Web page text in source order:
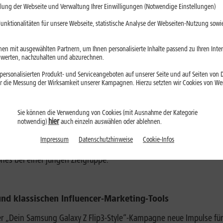
Star bis zur bekannten Profi-Tänzerin
treten folgende Kandidaten an: Luka Peroš, der aktuell
ehemalige Viva-Moderator und YouTube-Star Sami Slimani und
Influencer und Persönlichkeiten aus dem TV mit klarem
Vielfalt.
in Zusammenarbeit mit Samsung konzipiert
wurde inhouse in enger Abstimmung mit Samsung
gut anspricht, wurde das aktuelle Format entsprechend
bei einer jungen Zielgruppe.
klassischen Influencer-Marketing-Tools
Samsung Galaxy Z Flip3-Style“-Kampagne neue Impulse
der Webseite und Verwaltung Ihrer Einwilligungen (Notwendige Einstellungen)
für unsere Webseite, statistische Analyse der Webseiten-Nutzung
mit ausgewählten Partnern, um Ihnen personalisierte Inhalte passend zu Ihren
nachzuhalten und abzurechnen.
Produkt- und Serviceangeboten auf unserer Seite und auf Seiten von
Messung der Wirksamkeit unserer Kampagnen. Hierzu setzten wir Cookies von
Sie können die Verwendung von Cookies (mit Ausnahme der Kategorie
notwendig) hierauch einzeln auswählen oder ablehnen.
Impressum Datenschutzhinweise Cookie-Infos